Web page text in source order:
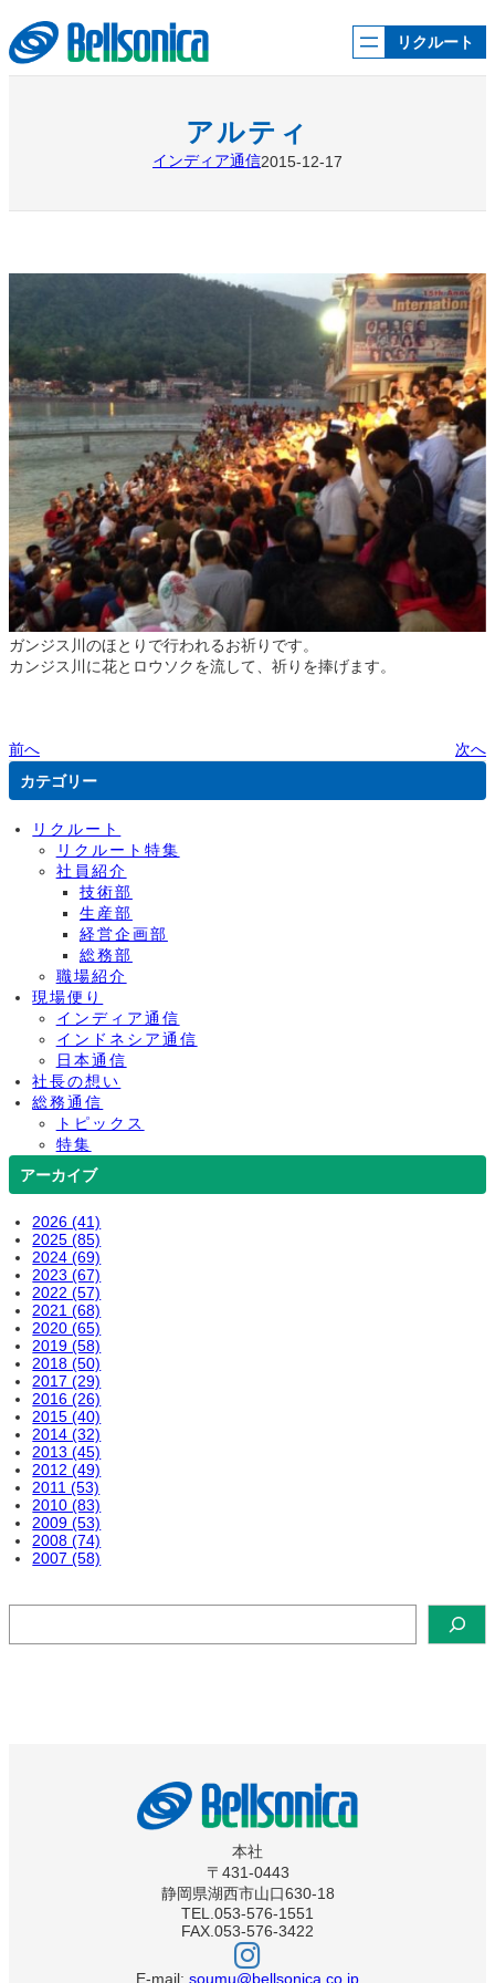
容
を
ス
リクルート
アルティ
インディア通信2015-12-17
ガンジス川のほとりで行われるお祈りです。
カンジス川に花とロウソクを流して、祈りを捧げます。
前へ
次へ
カテゴリー
リクルート
リクルート特集
社員紹介
技術部
生産部
経営企画部
総務部
職場紹介
現場便り
インディア通信
インドネシア通信
日本通信
社長の想い
総務通信
トピックス
特集
アーカイブ
2026 (41)
2025 (85)
2024 (69)
2023 (67)
2022 (57)
2021 (68)
2020 (65)
2019 (58)
2018 (50)
2017 (29)
2016 (26)
2015 (40)
2014 (32)
2013 (45)
2012 (49)
2011 (53)
2010 (83)
2009 (53)
2008 (74)
2007 (58)
本社
〒431-0443
静岡県湖西市山口630-18
TEL.053-576-1551
FAX.053-576-3422
ベ
ル
ソ
E-mail: soumu@bellsonica.co.jp